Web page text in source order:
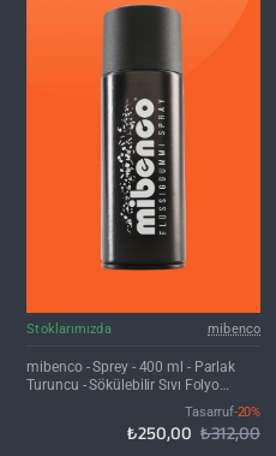
İNDIRIM'DE
Stoklarımızda mibenco
mibenco - Sprey - 400 ml - Parlak
Turuncu - Sökülebilir Sıvı Folyo
Tasarruf-20%
₺250,00 ₺312,00